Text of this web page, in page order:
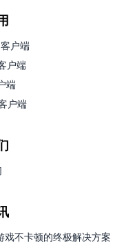
户端
户端
端
户端
戏不卡顿的终极解决方案